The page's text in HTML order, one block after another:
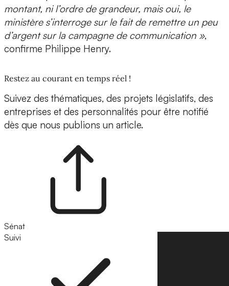
montant, ni l’ordre de grandeur, mais oui, le
ministère s’interroge sur le fait de remettre un peu
d’argent sur la campagne de communication »,
confirme Philippe Henry.
Restez au courant en temps réel !
Suivez des thématiques, des projets législatifs, des
entreprises et des personnalités pour être notifié
dès que nous publions un article.
Sénat
Suivi